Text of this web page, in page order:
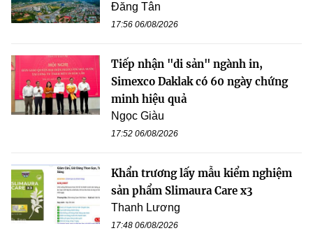
Đăng Tân
17:56 06/08/2026
Tiếp nhận "di sản" ngành in,
Simexco Daklak có 60 ngày chứng
minh hiệu quả
Ngọc Giàu
17:52 06/08/2026
Khẩn trương lấy mẫu kiểm nghiệm
sản phẩm Slimaura Care x3
Thanh Lương
17:48 06/08/2026